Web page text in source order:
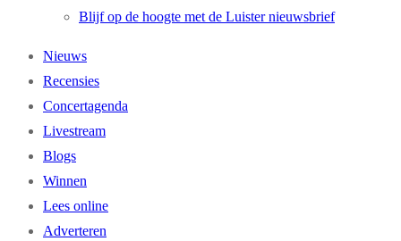
Blijf op de hoogte met de Luister nieuwsbrief
Nieuws
Recensies
Concertagenda
Livestream
Blogs
Winnen
Lees online
Adverteren